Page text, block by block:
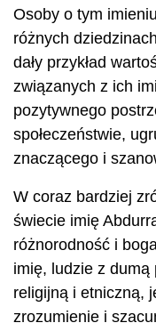
Osoby o tym
różnych
dały przykład
związanych z ich
pozytywnego
społeczeństwie,
znaczącego i
W coraz bardziej
świecie imię
różnorodność i
imię, ludzie z
religijną i etniczną,
zrozumienie i